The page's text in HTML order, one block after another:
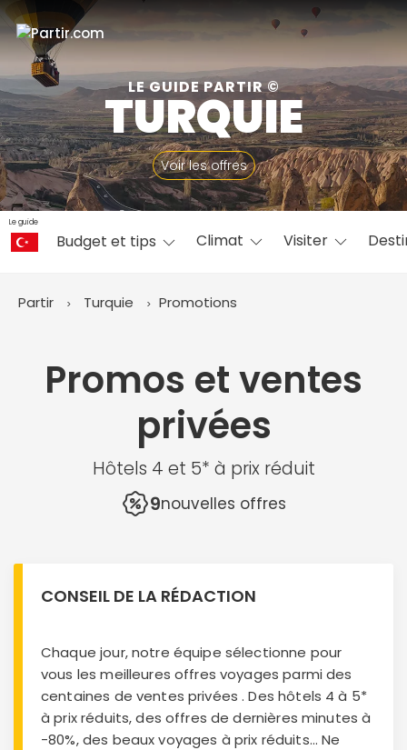
LE GUIDE PARTIR ©
TURQUIE
Voir les offres
Le guide
Budget et tips Climat Visiter
Partir Turquie Promotions
Promos et ventes
privées
Hôtels 4 et 5* à prix réduit
9nouvelles offres
CONSEIL DE LA RÉDACTION
Chaque jour, notre équipe sélectionne pour
vous les meilleures offres voyages parmi des
centaines de ventes privées . Des hôtels 4 à 5*
à prix réduits, des offres de dernières minutes à
-80%, des beaux voyages à prix réduits... Ne
Fermer
📍 Destinations populaires
☀️ Où partir par mois
Juillet
Août Septembre